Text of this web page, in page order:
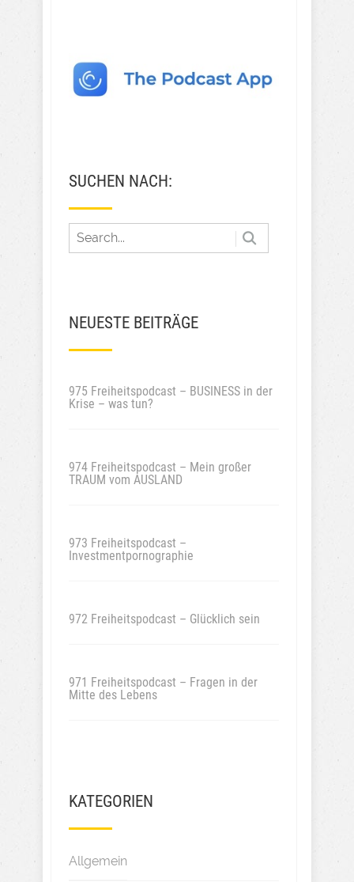
SUCHEN NACH:
NEUESTE BEITRÄGE
975 Freiheitspodcast – BUSINESS in der
Krise – was tun?
974 Freiheitspodcast – Mein großer
TRAUM vom AUSLAND
973 Freiheitspodcast –
Investmentpornographie
972 Freiheitspodcast – Glücklich sein
971 Freiheitspodcast – Fragen in der
Mitte des Lebens
KATEGORIEN
Allgemein